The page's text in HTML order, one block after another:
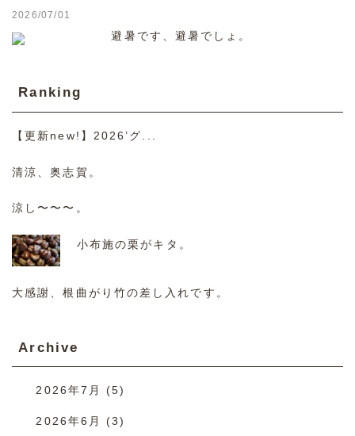
2026/07/01
避暑です、避暑でしょ。
Ranking
【更新new!】2026’グ...
清涼、奥志賀。
涼し〜〜〜。
小布施の栗がキタ。
大感謝、根曲がり竹の差し入れです。
Archive
2026年7月 (5)
2026年6月 (3)